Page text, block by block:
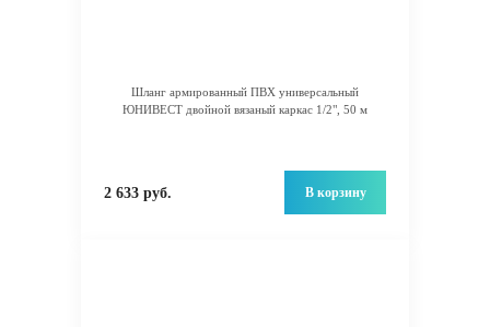
Шланг армированный ПВХ универсальный
ЮНИВЕСТ двойной вязаный каркас 1/2", 50 м
2 633 руб. В корзину